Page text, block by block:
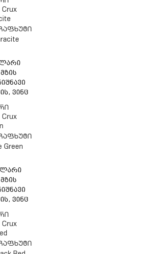
ეს
და
DOT
ვინც
ეს
და
DOT
Green
ვინც
ეს